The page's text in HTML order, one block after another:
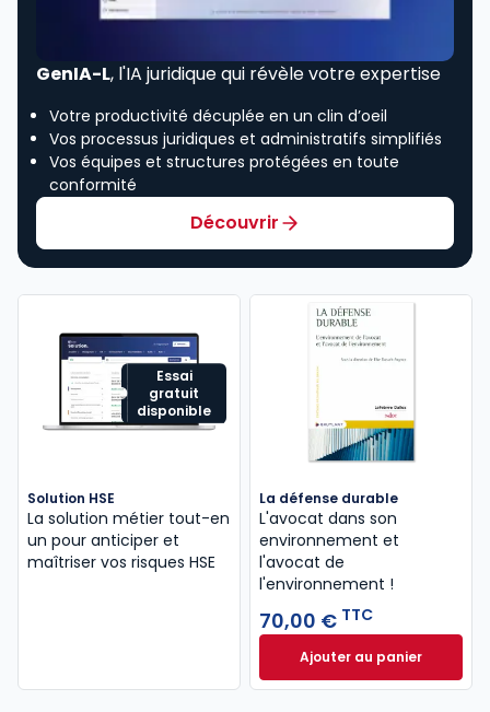
GenIA-L, l'IA juridique qui révèle votre expertise
Votre productivité décuplée en un clin d’oeil
Vos processus juridiques et administratifs simplifiés
Vos équipes et structures protégées en toute
conformité
Découvrir
Essai
gratuit
disponible
Solution HSE
La solution métier tout-en
un pour anticiper et
maîtriser vos risques HSE
La défense durable
L'avocat dans son
environnement et
l'avocat de
l'environnement !
70,00 € TTC
Ajouter au panier
La défense